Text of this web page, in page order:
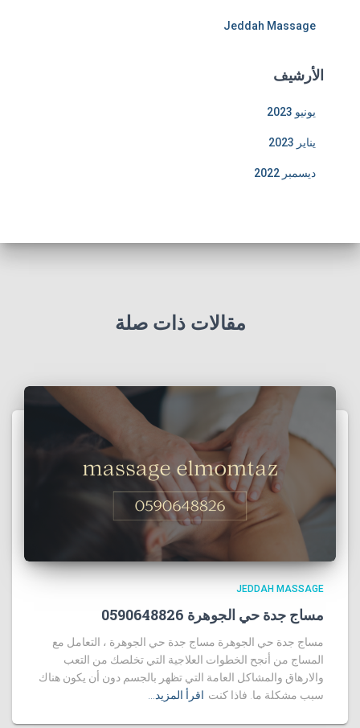
Jeddah Massage
الأرشيف
يونيو 2023
يناير 2023
ديسمبر 2022
مقالات ذات صلة
JEDDAH MASSAGE
مساج جدة حي الجوهرة 0590648826
مساج جدة حي الجوهرة مساج جدة حي الجوهرة ، التعامل مع
المساج من أنجح الخطوات العلاجية التي تخلصك من التعب
والارهاق والمشاكل العامة التي تظهر بالجسم دون أن يكون هناك
سبب مشكلة ما. فاذا كنت اقرأ المزيد…